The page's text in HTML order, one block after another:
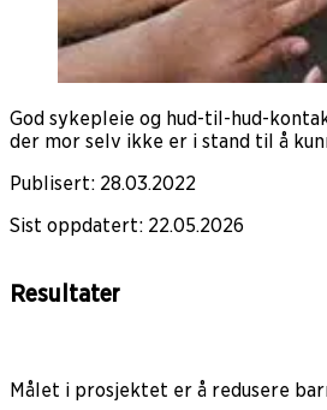
God sykepleie og hud-til-hud-
der mor selv ikke er i stand til å
Publisert: 28.03.2022
Sist oppdatert: 22.05.2026
Resultater
Målet i prosjektet er å redusere